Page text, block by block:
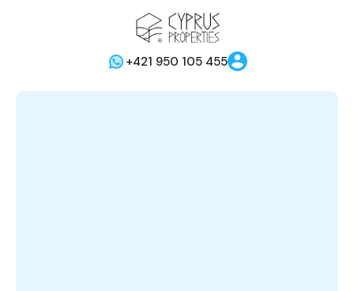
+421 950 105 455